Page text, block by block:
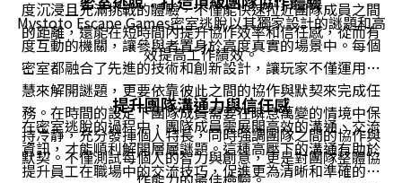
度沉浸且充滿挑戰的體驗，不僅能快速拉近團隊成員之間
的距離，還能在短時間內提升協作效率和信任感，從而有
效提高工作績效。
Mystoto Escape Games密室逃脫以其獨家設計的謎題和高
度互動的機關，讓參與者置身於高度真實的場景中。每個
密室都融合了先進的技術和創新設計，讓玩家不僅運用智
慧來解開謎題，更要依靠彼此之間的協作與默契來完成任
務。在時間的設定下團隊成員需要在瞬息萬變的情境中保
持冷靜，充分發揮個人特長，同時強調團隊之間的協作與
默契。不僅測試每個人的智力與創意，更是對團隊整體協
提升團隊溝通力與信任感
在密室逃脫的過程中，團隊成員需展開高效的溝通、交流
資訊，才能順利解開層層謎題。這種高壓下的溝通有助於
提升員工在職場中的交流技巧，促進更為清晰和準確的訊